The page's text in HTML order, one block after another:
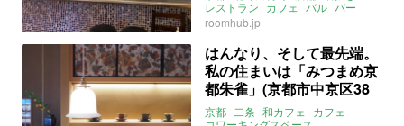
レストラン カフェ バル バー
賃貸
roomhub.jp
はんなり、そして最先端。
私の住まいは「みつまめ京
都朱雀」(京都市中京区38
㎡の賃貸物件)
京都 二条 和カフェ
カフェ